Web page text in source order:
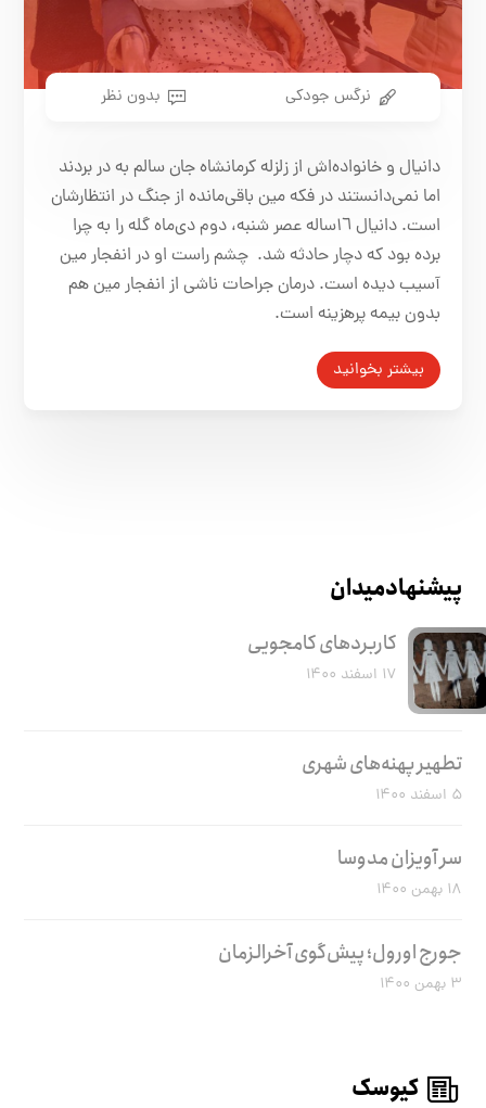
نرگس جودکی بدون نظر
دانیال و خانواده‌اش از زلزله کرمانشاه جان سالم به در بردند
اما نمی‌دانستند در فکه مین باقی‌مانده از جنگ در انتظارشان
است. دانیال ١٦ساله عصر شنبه، دوم دی‌ماه گله را به چرا
برده بود که دچار حادثه شد. چشم راست او در انفجار مین
آسیب دیده است. درمان جراحات ناشی از انفجار مین هم
بدون بیمه پرهزینه‌ است.
بیشتر بخوانید
پیشنهاد میدان
کاربرد‌های کامجویی
۱۷ اسفند ۱۴۰۰
تطهیر پهنه‌های شهری
۵ اسفند ۱۴۰۰
سر آویزان مدوسا
۱۸ بهمن ۱۴۰۰
جورج اورول؛ پیش‌گوی آخرالزمان
۳ بهمن ۱۴۰۰
کیوسک